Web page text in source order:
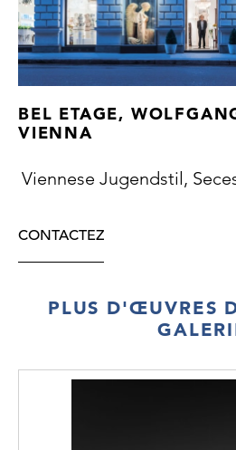
BEL ETAGE,
VIENNA
Viennese Jugendstil,
CONTACTEZ
PLUS D'ŒUVRES